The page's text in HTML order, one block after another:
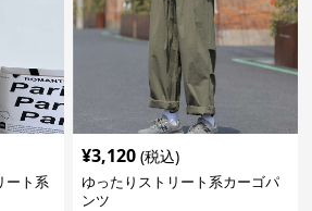
ート系
¥3,120 (税込)
ゆったりストリート系カーゴパ
ンツ